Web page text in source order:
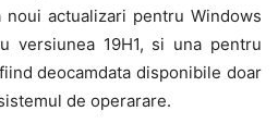
actualizari pentru Windows
versiunea 19H1, si una pentru
deocamdata disponibile doar
de operarare.